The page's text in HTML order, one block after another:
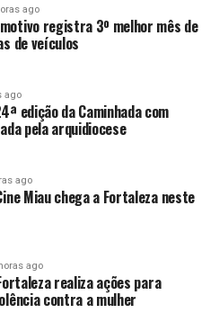
ago
registra 3º melhor mês de
de veículos
ago
edição da Caminhada com
pela arquidiocese
ago
Miau chega a Fortaleza neste
ago
realiza ações para
contra a mulher